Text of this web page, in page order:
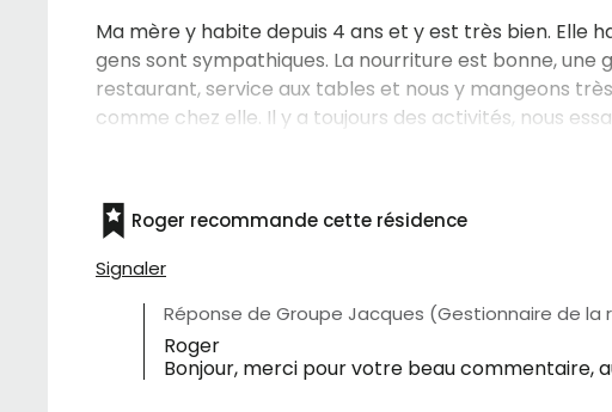
Ma mère y habite depuis 4 ans et y est très bien. Elle
gens sont sympathiques. La nourriture est bonne, une
restaurant, service aux tables et nous y mangeons
comme chez elle. Il y a toujours des activités, nous
Roger recommande cette résidence
Signaler
Réponse de Groupe Jacques (Gestionnaire de la
Roger
Bonjour, merci pour votre beau commentaire,